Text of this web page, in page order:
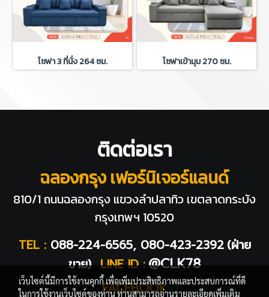
โซฟา 3 ที่นั่ง 264 ซม. โซฟาเข้ามุม 270 ซม.
ติดต่อเรา
ฉลองกรุง เฟอร์นิเจอร์แลนด์
810/1 ถนนฉลองกรุง แขวงลำปลาทิว เขตลาดกระบัง
กรุงเทพฯ 10520
TEL : 088-224-6565, 080-423-2392 (ฝ่าย
ขาย) LINE ID : @CLK78
FACEBOOK
เว็บไซต์นี้มีการใช้งานคุกกี้ เพื่อเพิ่มประสิทธิภาพและประสบการณ์ที่ดี
ในการใช้งานเว็บไซต์ของท่าน ท่านสามารถอ่านรายละเอียดเพิ่มเติม